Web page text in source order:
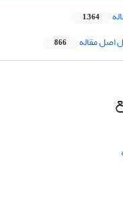
1,364
اصل مقاله 866